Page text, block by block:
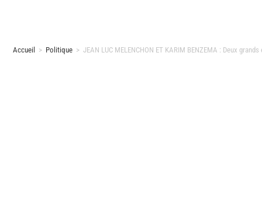
Accueil > Politique > JEAN LUC MELENCHON ET KARIM BENZEMA : Deux